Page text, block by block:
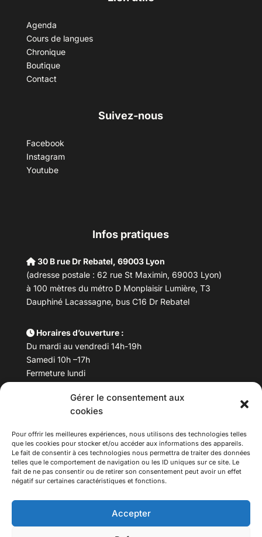
Gérer le consentement aux
cookies
Pour offrir les meilleures expériences, nous utilisons des technologies telles
que les cookies pour stocker et/ou accéder aux informations des appareils.
Le fait de consentir à ces technologies nous permettra de traiter des données
telles que le comportement de navigation ou les ID uniques sur ce site. Le
fait de ne pas consentir ou de retirer son consentement peut avoir un effet
négatif sur certaines caractéristiques et fonctions.
Accepter
Agenda
Cours de langues
Chronique
Boutique
Contact
Suivez-nous
Facebook
Instagram
Youtube
Infos pratiques
30 B rue Dr Rebatel, 69003 Lyon
(adresse postale : 62 rue St Maximin, 69003 Lyon)
à 100 mètres du métro D Monplaisir Lumière, T3
Dauphiné Lacassagne, bus C16 Dr Rebatel
Horaires d’ouverture :
Du mardi au vendredi 14h-19h
Samedi 10h –17h
Fermeture lundi
Téléphone : 04 78 53 06 40
maisondesculturesasiatiques@asiexpo.com